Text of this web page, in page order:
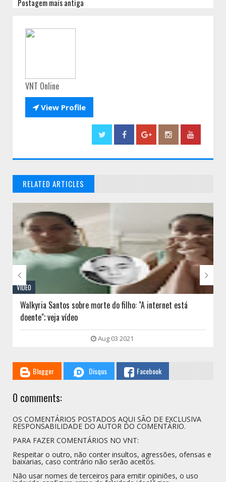
Postagem mais antiga
VNT Online
View Profile
RELATED ARTICLES
// THATS WHAT YOU MIGHT BE LOOKING FOR
VÍDEO
Walkyria Santos sobre morte do filho: "A internet está
doente"; veja vídeo
Aug 03 2021
 
Blogger Disqus Facebook
0 comments:
OS COMENTÁRIOS POSTADOS AQUI SÃO DE EXCLUSIVA
RESPONSABILIDADE DO AUTOR DO COMENTÁRIO.
PARA FAZER COMENTÁRIOS NO VNT:
Respeitar o outro, não conter insultos, agressões, ofensas e
baixarias, caso contrário não serão aceitos.
Não usar nomes de terceiros para emitir opiniões, o uso